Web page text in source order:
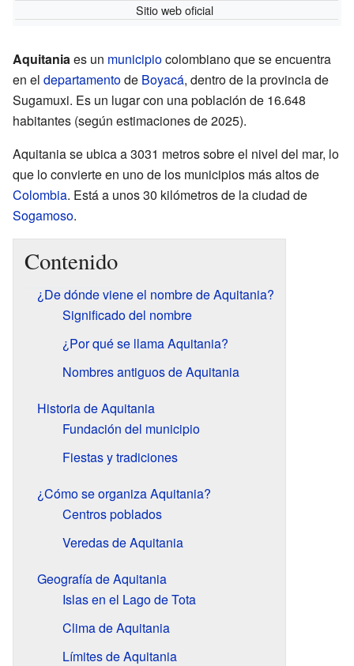
Sitio web oficial
Aquitaniaes un municipiocolombiano que se encuentra
en el departamentode Boyacá, dentro de la provincia de
Sugamuxi. Es un lugar con una población de 16.648
habitantes (según estimaciones de 2025).
Aquitania se ubica a 3031 metros sobre el nivel del mar, lo
que lo convierte en uno de los municipios más altos de
Colombia. Está a unos 30 kilómetros de la ciudad de
Sogamoso.
Contenido
¿De dónde viene el nombre de Aquitania?
Significado del nombre
¿Por qué se llama Aquitania?
Nombres antiguos de Aquitania
Historia de Aquitania
Fundación del municipio
Fiestas y tradiciones
¿Cómo se organiza Aquitania?
Centros poblados
Veredas de Aquitania
Geografía de Aquitania
Islas en el Lago de Tota
Clima de Aquitania
Límites de Aquitania